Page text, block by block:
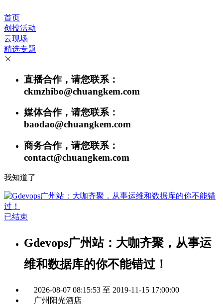
首页
创投活动
云现场
精选专题
直播合作，请您联系：
ckmzhibo@chuangkem.com
媒体合作，请您联系：
baodao@chuangkem.com
商务合作，请您联系：
contact@chuangkem.com
我知道了
已结束
Gdevops广州站：大咖齐聚，从事运
维和数据库的你不能错过！
2026-08-07 08:15:53 至 2019-11-15 17:00:00
广州阳光酒店